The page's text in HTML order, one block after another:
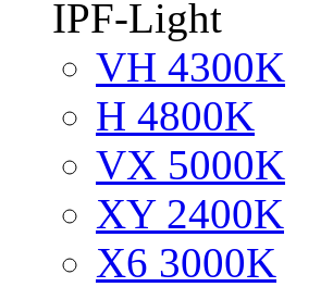
IPF-Light
VH 4300K
H 4800K
VX 5000K
XY 2400K
X6 3000K